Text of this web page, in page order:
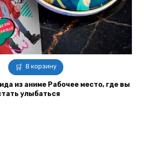
В корзину
из аниме Рабочее место, где вы
улыбаться